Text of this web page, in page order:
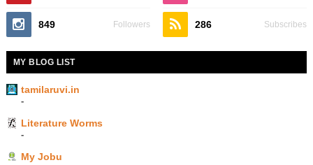
849 Followers 286 Subscribes
MY BLOG LIST
tamilaruvi.in
-
Literature Worms
-
My Jobu